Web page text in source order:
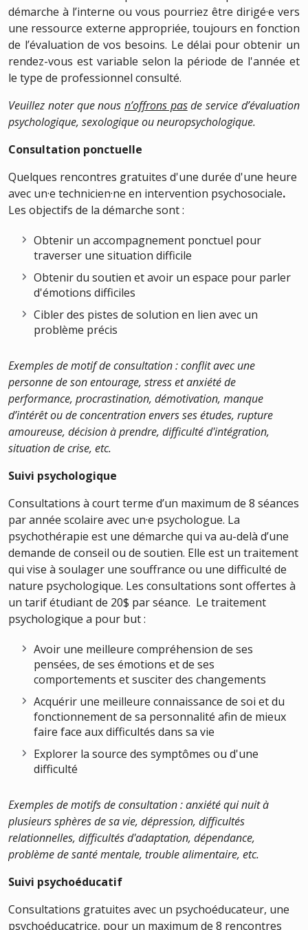
démarche à l’interne ou vous pourriez être dirigé·e vers
une ressource externe appropriée, toujours en fonction
de l’évaluation de vos besoins. Le délai pour obtenir un
rendez-vous est variable selon la période de l'année et
le type de professionnel consulté.
Veuillez noter que nous n’offrons pasde service d’évaluation
psychologique, sexologique ou neuropsychologique.
Consultation ponctuelle
Quelques rencontres gratuites d'une durée d'une heure
avec un·e technicien·ne en intervention psychosociale.
Les objectifs de la démarche sont :
Obtenir un accompagnement ponctuel pour
traverser une situation difficile
Obtenir du soutien et avoir un espace pour parler
d'émotions difficiles
Cibler des pistes de solution en lien avec un
problème précis
Exemples de motif de consultation : conflit avec une
personne de son entourage, stress et anxiété de
performance, procrastination, démotivation, manque
d’intérêt ou de concentration envers ses études, rupture
amoureuse, décision à prendre, difficulté d'intégration,
situation de crise, etc.
Suivi psychologique
Consultations à court terme d’un maximum de 8 séances
par année scolaire avec un·e psychologue. La
psychothérapie est une démarche qui va au-delà d’une
demande de conseil ou de soutien. Elle est un traitement
qui vise à soulager une souffrance ou une difficulté de
nature psychologique. Les consultations sont offertes à
un tarif étudiant de 20$ par séance. Le traitement
psychologique a pour but :
Avoir une meilleure compréhension de ses
pensées, de ses émotions et de ses
comportements et susciter des changements
Acquérir une meilleure connaissance de soi et du
fonctionnement de sa personnalité afin de mieux
faire face aux difficultés dans sa vie
Explorer la source des symptômes ou d'une
difficulté
Exemples de motifs de consultation : anxiété qui nuit à
plusieurs sphères de sa vie, dépression, difficultés
relationnelles, difficultés d'adaptation, dépendance,
problème de santé mentale, trouble alimentaire, etc.
Suivi psychoéducatif
Consultations gratuites avec un psychoéducateur, une
psychoéducatrice, pour un maximum de 8 rencontres